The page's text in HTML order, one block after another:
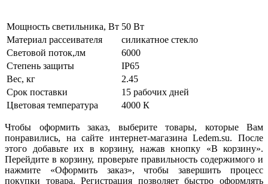
Мощность светильника, Вт 50 Вт
Материал рассеивателя
силикатное стекло
Световой поток,лм
6000
Степень защиты
IP65
Вес, кг
2.45
Срок поставки
15 рабочих дней
Цветовая температура
4000 К
Чтобы оформить заказ, выберите товары, которые Вам
понравились, на сайте интернет-магазина Ledem.su. После
этого добавьте их в корзину, нажав кнопку «В корзину».
Перейдите в корзину, проверьте правильность содержимого и
нажмите «Оформить заказ», чтобы завершить процесс
покупки товара. Регистрация позволяет быстро оформлять